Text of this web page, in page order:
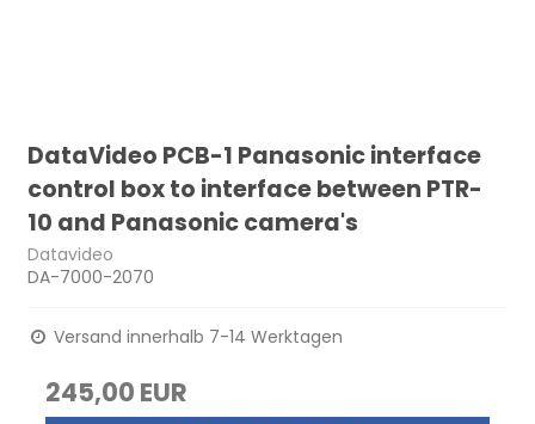
DataVideo PCB-1 Panasonic interface
control box to interface between PTR-
10 and Panasonic camera's
Datavideo
DA-7000-2070
Versand innerhalb 7-14 Werktagen
245,00 EUR